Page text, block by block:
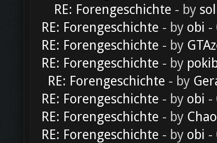
RE: Forengeschichte - by
RE: Forengeschichte - by obi -
RE: Forengeschichte - by
RE: Forengeschichte - by
RE: Forengeschichte - by
RE: Forengeschichte - by obi -
RE: Forengeschichte - by
RE: Forengeschichte - by obi -